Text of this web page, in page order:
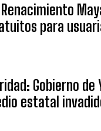
Renacimiento
para
Gobierno de
estatal